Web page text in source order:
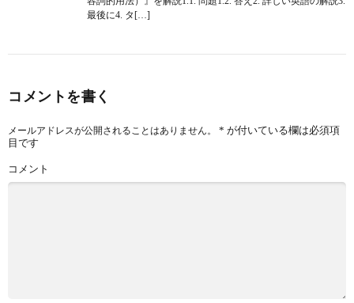
最後に4. タ[…]
コメントを書く
メールアドレスが公開されることはありません。 * が付いている欄は必須項
目です
コメント